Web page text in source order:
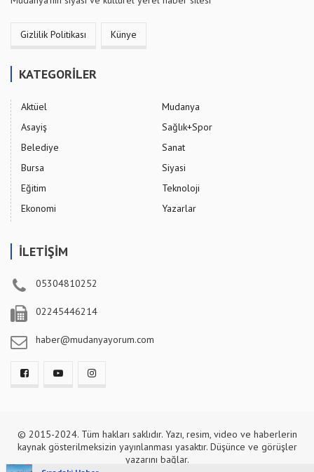
Gizlilik Politikası Künye
KATEGORİLER
Aktüel
Asayiş
Belediye
Bursa
Eğitim
Ekonomi
Mudanya
Sağlık+Spor
Sanat
Siyasi
Teknoloji
Yazarlar
İLETİŞİM
05304810252
02245446214
haber@mudanyayorum.com
© 2015-2024. Tüm hakları saklıdır. Yazı, resim, video ve haberlerin
kaynak gösterilmeksizin yayınlanması yasaktır. Düşünce ve görüşler
yazarını bağlar.